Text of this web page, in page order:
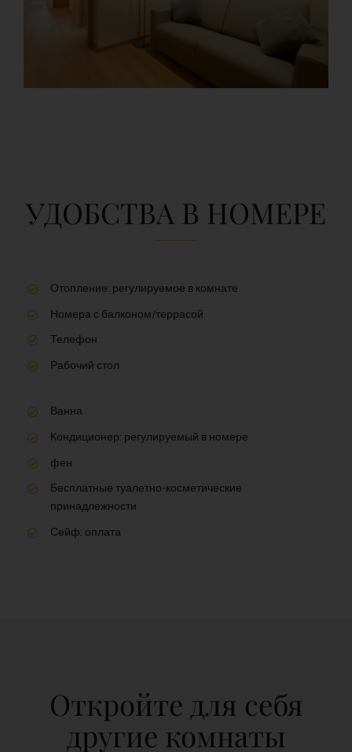
УДОБСТВА В НОМЕРЕ
Отопление: регулируемое в комнате
Номера с балконом/террасой
Телефон
Рабочий стол
Ванна
Кондиционер: регулируемый в номере
фен
Бесплатные туалетно-косметические
принадлежности
Сейф: оплата
Откройте для себя
другие комнаты